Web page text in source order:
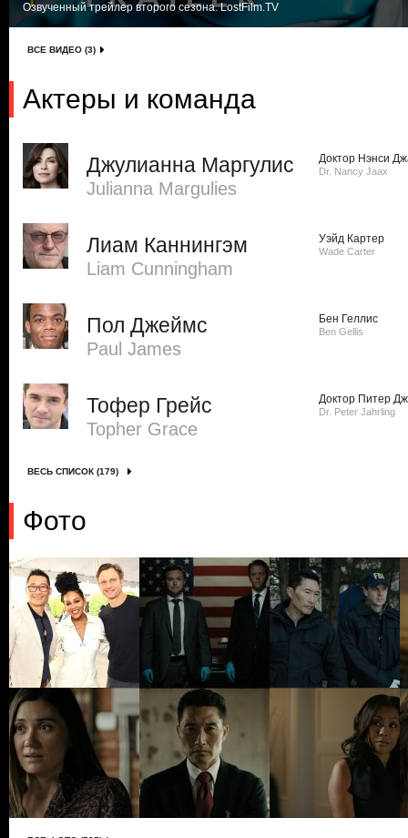
Озвученный трейлер второго сезона. LostFilm.TV
ВСЕ ВИДЕО (3)
Актеры и команда
Джулианна Маргулис
Julianna Margulies
Доктор Нэнси
Dr. Nancy Jaax
Лиам Каннингэм
Liam Cunningham
Уэйд Картер
Wade Carter
Пол Джеймс
Paul James
Бен Геллис
Ben Gellis
Тофер Грейс
Topher Grace
Доктор Питер
Dr. Peter Jahrling
ВЕСЬ СПИСОК (179)
Фото